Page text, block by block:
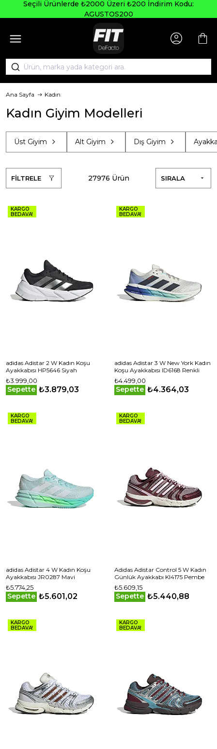
Seçili Ürünlerde ₺2000 Üzeri ₺200 İndirim Kodu:
AGUSTOS200
Ana Sayfa Kadın
Kadın Giyim Modelleri
Üst Giyim Alt Giyim Dış Giyim
FİLTRELE SIRALA
27976 Ürün
KARGO
BEDAVA!
adidas Adistar 2 W Kadın Koşu
Ayakkabısı HP5646 Siyah
₺3.999,00
Sepette ₺3.879,03
KARGO
BEDAVA!
adidas Adistar 3 W New York Kadın
Koşu Ayakkabısı ID6168 Renkli
₺4.499,00
Sepette ₺4.364,03
KARGO
BEDAVA!
adidas Adistar 4 W Kadın Koşu
Ayakkabısı JR0287 Mavi
₺5.774,25
Sepette ₺5.601,02
KARGO
BEDAVA!
Adidas Adistar Control 5 W Kadın
Günlük Ayakkabı KI4175 Pembe
₺5.609,15
Sepette ₺5.440,88
KARGO
BEDAVA!
KARGO
BEDAVA!